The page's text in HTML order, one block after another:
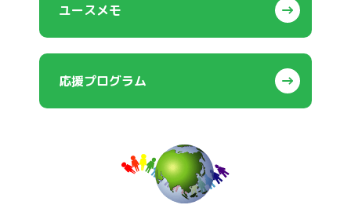
ユースメモ
応援プログラム